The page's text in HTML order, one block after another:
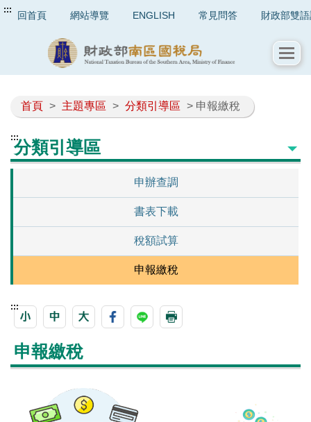
::: 回首頁 網站導覽 ENGLISH 常見問答 財政部雙
首頁 > 主題專區 > 分類引導區 > 申報繳稅
:::分類引導區
申辦查調
書表下載
稅額試算
申報繳稅
:::
申報繳稅